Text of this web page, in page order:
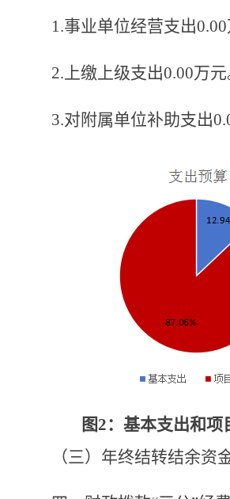
1.事业单位经营支出0.00
2.上缴上级支出0.00万元
3.对附属单位补助支出
图2：基本支出和项
（三） 年终结转结余资